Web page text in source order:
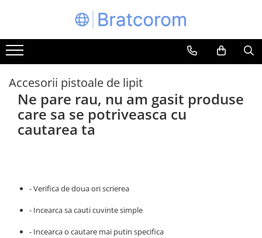
Toate Produsele
Articole animale
Adapatoare animale
Hrana pentru animale
Hrana pentru caini
Hrana pentru pisici
Casa
Articole ambalare
Accesorii pistoale de lipit
Ne pare rau, nu am gasit produse
care sa se potriveasca cu
cautarea ta
- Verifica de doua ori scrierea
- Incearca sa cauti cuvinte simple
- Incearca o cautare mai putin specifica